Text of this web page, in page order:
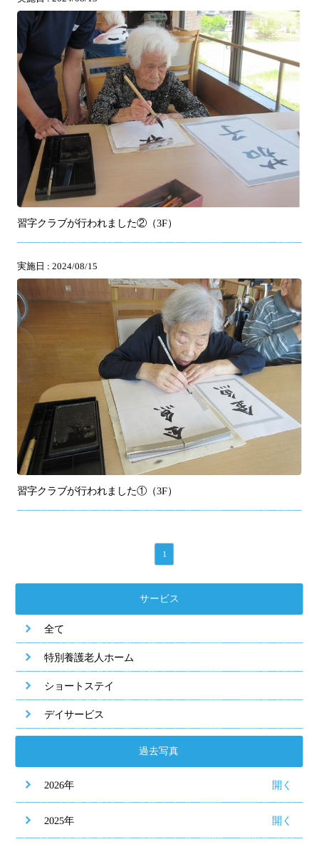
サービス
全て
特別養護老人ホーム
ショートステイ
デイサービス
過去写真
2026年
2025年
習字クラブが行われました②（3F）
実施日 : 2024/08/15
習字クラブが行われました①（3F）
1